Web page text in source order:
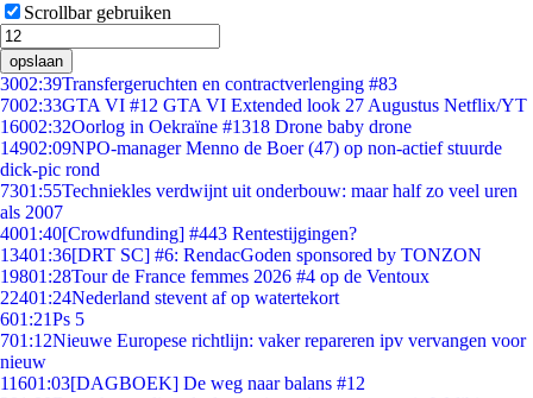
Scrollbar gebruiken
opslaan
3002:39Transfergeruchten en contractverlenging #83
7002:33GTA VI #12 GTA VI Extended look 27 Augustus Netflix/YT
16002:32Oorlog in Oekraïne #1318 Drone baby drone
14902:09NPO-manager Menno de Boer (47) op non-actief stuurde
dick-pic rond
7301:55Techniekles verdwijnt uit onderbouw: maar half zo veel uren
als 2007
4001:40[Crowdfunding] #443 Rentestijgingen?
13401:36[DRT SC] #6: RendacGoden sponsored by TONZON
19801:28Tour de France femmes 2026 #4 op de Ventoux
22401:24Nederland stevent af op watertekort
601:21Ps 5
701:12Nieuwe Europese richtlijn: vaker repareren ipv vervangen voor
nieuw
11601:03[DAGBOEK] De weg naar balans #12